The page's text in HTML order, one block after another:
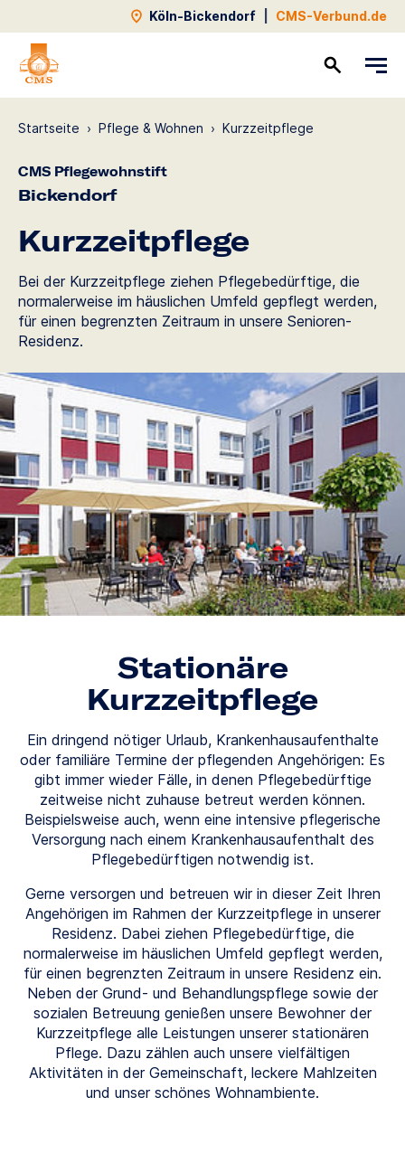
Köln-Bickendorf CMS-Verbund.de
Startseite › Pflege & Wohnen › Kurzzeit­pflege
CMS Pflegewohnstift
Bickendorf
Kurzzeit­pflege
Bei der Kurzzeitpflege ziehen Pflegebedürftige, die
normalerweise im häuslichen Umfeld gepflegt werden,
für einen begrenzten Zeitraum in unsere Senioren-
Residenz.
Stationäre
Kurzzeitpflege
Ein dringend nötiger Urlaub, Krankenhausaufenthalte
oder familiäre Termine der pflegenden Angehörigen: Es
gibt immer wieder Fälle, in denen Pflegebedürftige
zeitweise nicht zuhause betreut werden können.
Beispielsweise auch, wenn eine intensive pflegerische
Versorgung nach einem Krankenhausaufenthalt des
Pflegebedürftigen notwendig ist.
Gerne versorgen und betreuen wir in dieser Zeit Ihren
Angehörigen im Rahmen der Kurzzeitpflege in unserer
Residenz. Dabei ziehen Pflegebedürftige, die
normalerweise im häuslichen Umfeld gepflegt werden,
für einen begrenzten Zeitraum in unsere Residenz ein.
Neben der Grund- und Behandlungspflege sowie der
sozialen Betreuung genießen unsere Bewohner der
Kurzzeitpflege alle Leistungen unserer stationären
Pflege. Dazu zählen auch unsere vielfältigen
Aktivitäten in der Gemeinschaft, leckere Mahlzeiten
und unser schönes Wohnambiente.